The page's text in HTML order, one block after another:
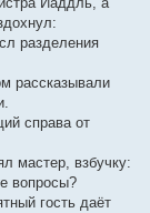
разделения
рассказывали
справа от
мастер, взбучку:
вопросы?
гость даёт